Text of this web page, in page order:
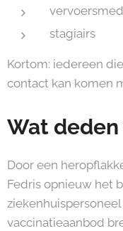
stagiairs
Kortom: iedereen
contact kan komen
Wat deden
Door een
Fedris opnieuw het
vaccinatieaanbod